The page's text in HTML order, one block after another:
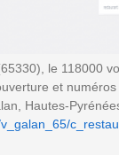
le 118000
et
Hautes-